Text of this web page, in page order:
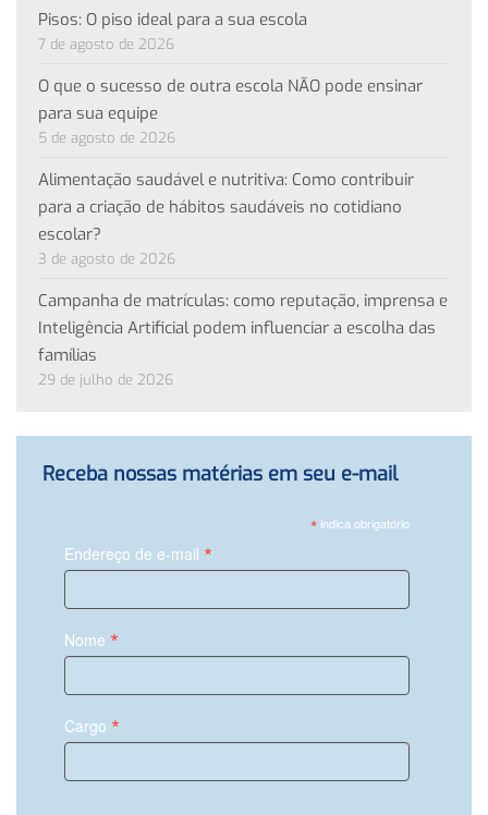
Pisos: O piso ideal para a sua escola
7 de agosto de 2026
O que o sucesso de outra escola NÃO pode ensinar
para sua equipe
5 de agosto de 2026
Alimentação saudável e nutritiva: Como contribuir
para a criação de hábitos saudáveis no cotidiano
escolar?
3 de agosto de 2026
Campanha de matrículas: como reputação, imprensa e
Inteligência Artificial podem influenciar a escolha das
famílias
29 de julho de 2026
Receba nossas matérias em seu e-mail
*indica obrigatório
Endereço de e-mail *
Nome *
Cargo *